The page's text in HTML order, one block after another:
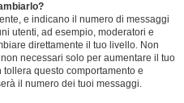
e indicano il numero di messaggi
utenti, ad esempio, moderatori e
direttamente il tuo livello. Non
necessari solo per aumentare il tuo
questo comportamento e
il numero dei tuoi messaggi.